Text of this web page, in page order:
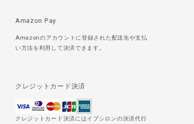
Amazon Pay
Amazonのアカウントに登録された配送先や支払
い方法を利用して決済できます。
クレジットカード決済
クレジットカード決済にはイプシロンの決済代行